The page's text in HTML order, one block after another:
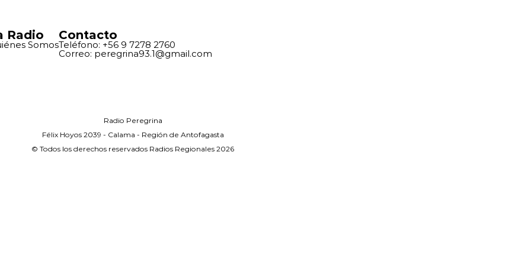
Radio
Somos
Contacto
Teléfono: +56 9 7278 2760
Correo: peregrina93.1@gmail.com
Radio Peregrina
Félix Hoyos 2039 - Calama - Región de Antofagasta
© Todos los derechos reservados Radios Regionales 2026